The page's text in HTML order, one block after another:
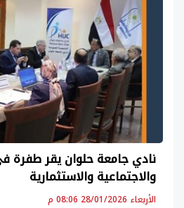
نادي جامعة حلوان يقر طفرة
والاجتماعية والاستثمارية
الأربعاء 28/01/2026 08:06 م